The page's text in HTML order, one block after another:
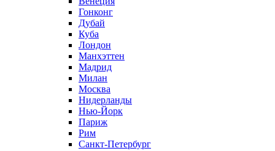
Гонконг
Дубай
Куба
Лондон
Манхэттен
Мадрид
Милан
Москва
Нидерланды
Нью-Йорк
Париж
Рим
Санкт-Петербург